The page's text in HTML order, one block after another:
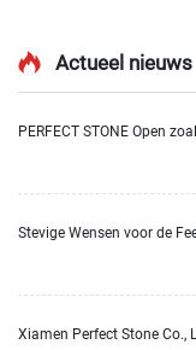
Actueel nieuws
PERFECT STONE Open
Stevige Wensen voor de
Xiamen Perfect Stone Co.,